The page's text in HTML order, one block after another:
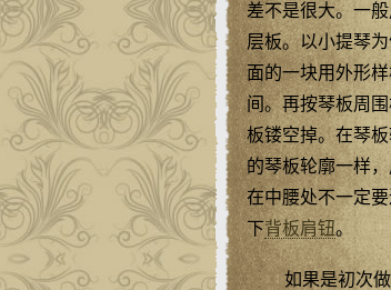
差不是很大。一
层板。以小提琴
面的一块用外形
间。再按琴板周
板镂空掉。在琴
的琴板轮廓一样
在中腰处不一定
下背板肩钮。
如果是初次